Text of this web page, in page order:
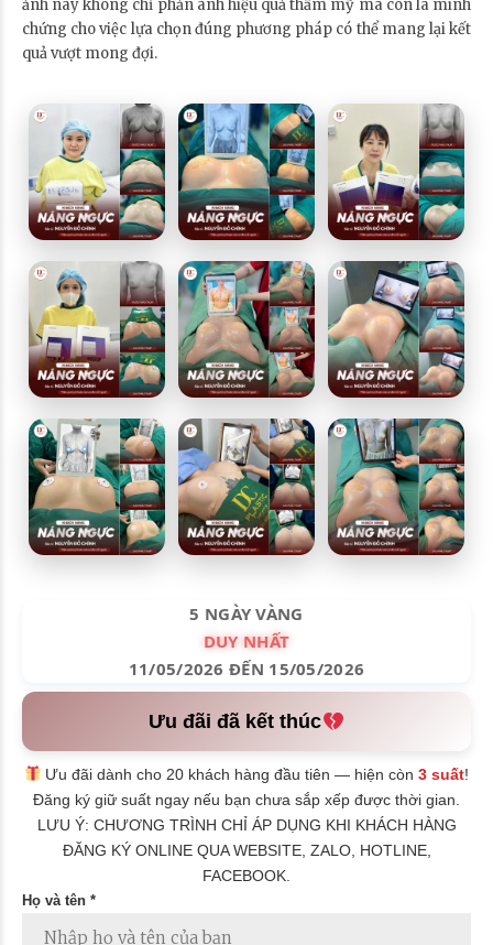
ảnh này không chỉ phản ánh hiệu quả thẩm mỹ mà còn là minh
chứng cho việc lựa chọn đúng phương pháp có thể mang lại kết
quả vượt mong đợi.
5 NGÀY VÀNG
DUY NHẤT
11/05/2026 ĐẾN 15/05/2026
Ưu đãi đã kết thúc
Ưu đãi dành cho 20 khách hàng đầu tiên — hiện còn3 suất!
Đăng ký giữ suất ngay nếu bạn chưa sắp xếp được thời gian.
LƯU Ý: CHƯƠNG TRÌNH CHỈ ÁP DỤNG KHI KHÁCH HÀNG
ĐĂNG KÝ ONLINE QUA WEBSITE, ZALO, HOTLINE,
FACEBOOK.
Họ và tên *